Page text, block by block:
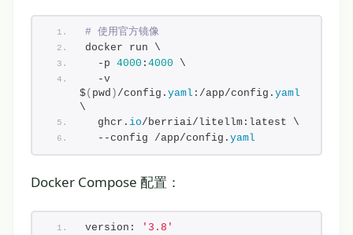
# 使用官方镜像
docker run \
  -p
4000 : 4000 \
  -v
$( pwd ) /config. yaml :/app/config. yaml
\
  ghcr.
io/berriai/litellm:latest \
  --config /app/config.
yaml
Docker Compose 配置：
version:
'3.8'